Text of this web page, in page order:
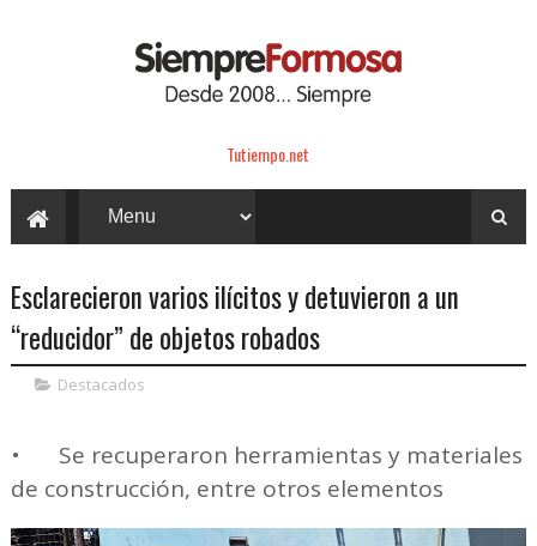
Tutiempo.net
Esclarecieron varios ilícitos y detuvieron a un
“reducidor” de objetos robados
Destacados
•
Se recuperaron herramientas y materiales
de construcción, entre otros elementos